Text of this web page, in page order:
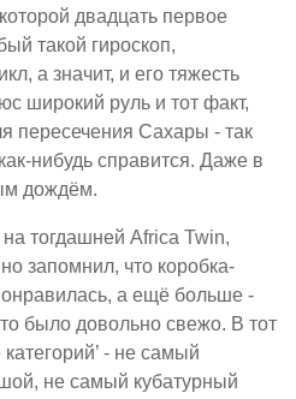
двадцать первое
такой гироскоп,
а значит, и его тяжесть
широкий руль и тот факт,
пересечения Сахары - так
нибудь справится. Даже в
дождём.
тогдашней Africa Twin,
запомнил, что коробка-
а ещё больше -
было довольно свежо. В тот
- не самый
не самый кубатурный